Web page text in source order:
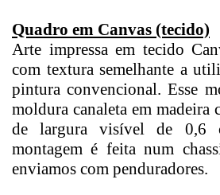
Quadro em Canvas (tecido)
Arte impressa em tecido
com textura semelhante a
pintura convencional. Esse
moldura canaleta em madeira
de largura visível de 0,6
montagem é feita num
enviamos com penduradores.